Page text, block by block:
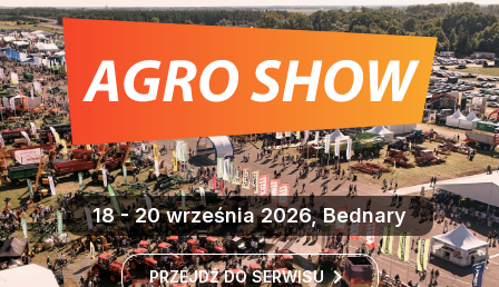
18 - 20 września 2026, Bednary
PRZEJDŹ DO SERWISU